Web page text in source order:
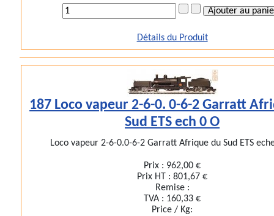
Détails du Produit
187 Loco vapeur 2-6-0. 0-6-2 Garratt
Sud ETS ech 0 O
Loco vapeur 2-6-0.0-6-2 Garratt Afrique du Sud ETS
Prix : 962,00 €
Prix HT :801,67 €
Remise :
TVA : 160,33 €
Price / Kg: